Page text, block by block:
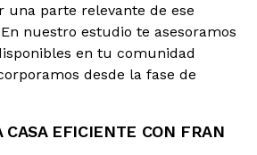
parte relevante de ese
nuestro estudio te asesoramos
en tu comunidad
desde la fase de
CASA EFICIENTE CON FRAN